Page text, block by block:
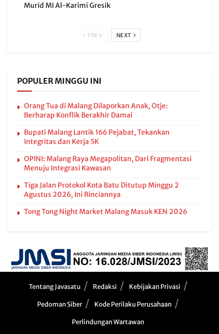
Murid MI Al-Karimi Gresik
PREV NEXT
POPULER MINGGU INI
Orang Tua di Malang Dilaporkan Anak, Otje:
Berharap Konflik Berakhir Damai
Bupati Malang Lantik 166 Pejabat, Tekankan
Integritas dan Kerja 5K
OPINI: Malang Raya Megapolitan, Dari Fragmentasi
Menuju Integrasi Kawasan
Tiga Jalan Protokol Kota Batu Ditutup Minggu 2
Agustus 2026, Ini Rinciannya
Tong Tong Night Market Malang Masuk KEN 2026
Tentang Javasatu Redaksi Kebijakan Privasi
Pedoman Siber Kode Perilaku Perusahaan
Perlindungan Wartawan